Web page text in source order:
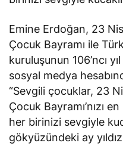
Emine Erdoğan, 23
Çocuk Bayramı ile
kuruluşunun 106’ncı
sosyal medya
“Sevgili çocuklar, 23
Çocuk Bayramı’nızı
her birinizi sevgiyle
gökyüzündeki ay